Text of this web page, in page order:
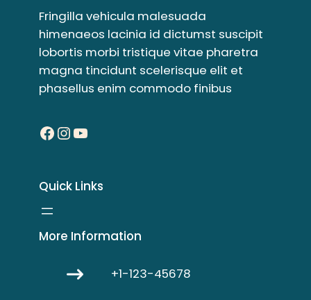
Fringilla vehicula malesuada
himenaeos lacinia id dictumst suscipit
lobortis morbi tristique vitae pharetra
magna tincidunt scelerisque elit et
phasellus enim commodo finibus
Facebook InstagramYouTube
Quick Links
More Information
+1-123-45678